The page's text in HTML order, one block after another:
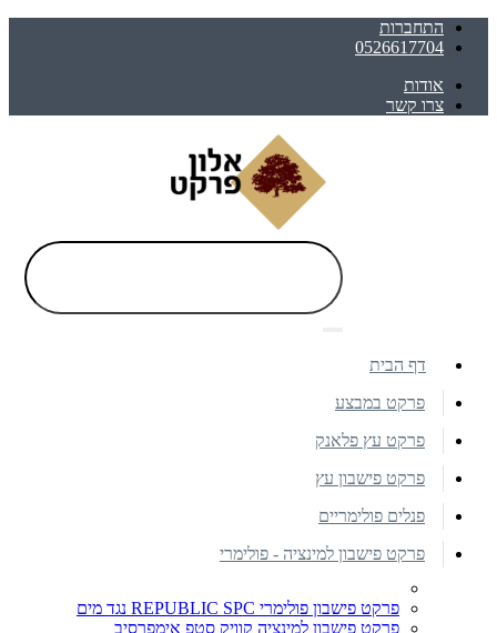
התחברות
0526617704
אודות
צרו קשר
דף הבית
פרקט במבצע
פרקט עץ פלאנק
פרקט פישבון עץ
פנלים פולימריים
פרקט פישבון למינציה - פולימרי
פרקט פישבון פולימרי REPUBLIC SPC נגד מים
פרקט פישבון למינציה קוויק סטפ אימפרסיב